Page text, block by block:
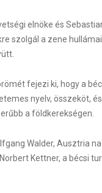
elnöke és
szolgál a zene
fejezi ki, hogy a
nyelv, összeköt,
a földkerekségen.
Walder, Ausztria
Kettner, a bécsi